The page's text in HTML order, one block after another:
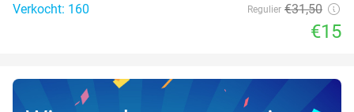
Verkocht: 160
Regulier €31,50
€15